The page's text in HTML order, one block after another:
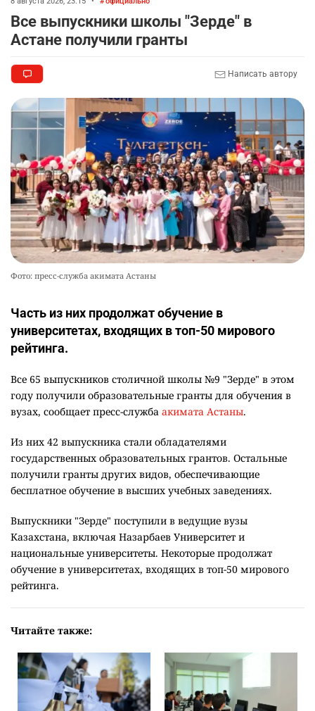
Все выпускники школы "Зерде" в
Астане получили гранты
Написать автору
Фото: пресс-служба акимата Астаны
Часть из них продолжат обучение в
университетах, входящих в топ-50 мирового
рейтинга.
Все 65 выпускников столичной школы №9 "Зерде" в этом
году получили образовательные гранты для обучения в
вузах, сообщает пресс-служба акимата Астаны.
Из них 42 выпускника стали обладателями
государственных образовательных грантов. Остальные
получили гранты других видов, обеспечивающие
бесплатное обучение в высших учебных заведениях.
Выпускники "Зерде" поступили в ведущие вузы
Казахстана, включая Назарбаев Университет и
национальные университеты. Некоторые продолжат
обучение в университетах, входящих в топ-50 мирового
рейтинга.
Читайте также: